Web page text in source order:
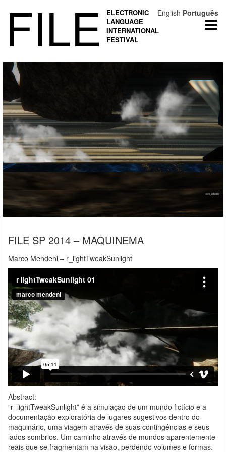
FILE
ELECTRONIC
LANGUAGE
INTERNATIONAL
FESTIVAL
FILE SP 2014 – MAQUINEMA
Marco Mendeni – r_lightTweakSunlight
Abstract:
“r_lightTweakSunlight” é a simulação de um mundo fictício e a
documentação exploratória de lugares sugestivos dentro do
maquinário, uma viagem através de suas contingências e seus
lados sombrios. Um caminho através de mundos aparentemente
reais que se fragmentam na visão, perdendo volumes e formas.
English Português